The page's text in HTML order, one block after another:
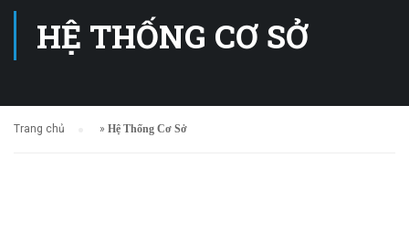
HỆ THỐNG CƠ SỞ
Trang chủ » Hệ Thống Cơ Sở